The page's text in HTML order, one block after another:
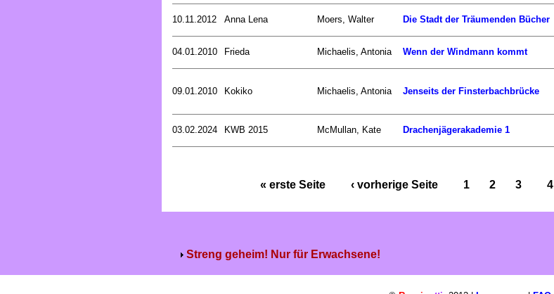
10.11.2012 Anna Lena Moers, Walter Die Stadt der Träumenden Bücher
04.01.2010 Frieda Michaelis, Antonia Wenn der Windmann kommt
09.01.2010 Kokiko Michaelis, Antonia Jenseits der Finsterbachbrücke
03.02.2024 KWB 2015 McMullan, Kate Drachenjägerakademie 1
« erste Seite ‹ vorherige Seite 1 2 3 4
Streng geheim! Nur für Erwachsene!